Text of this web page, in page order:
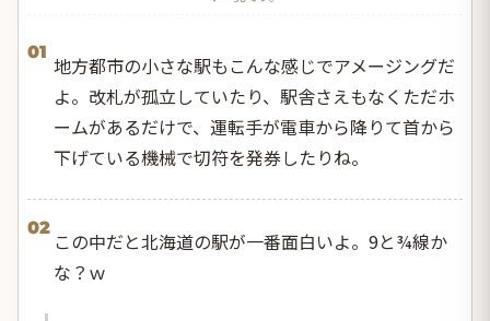
01
地方都市の小さな駅もこんな感じでアメージングだ
よ。改札が孤立していたり、駅舎さえもなくただホ
ームがあるだけで、運転手が電車から降りて首から
下げている機械で切符を発券したりね。
02
この中だと北海道の駅が一番面白いよ。9と¾線か
な？ｗ